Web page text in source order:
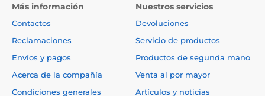
Más información
Contactos
Reclamaciones
Envíos y pagos
Acerca de la compañía
Condiciones generales
Nuestros servicios
Devoluciones
Servicio de productos
Productos de segunda mano
Venta al por mayor
Artículos y noticias